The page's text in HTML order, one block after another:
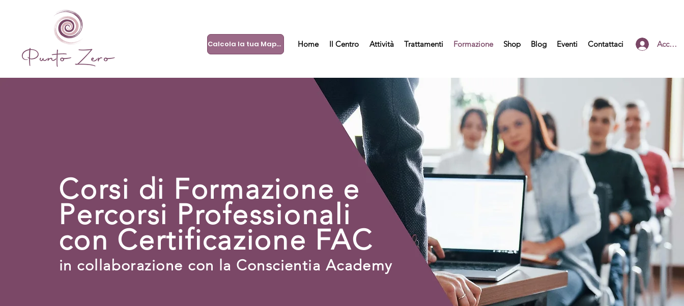
Calcola la tua Mappa Home Il Centro Attività Trattamenti Formazione Shop Blog Eventi Contattaci Accedi
Corsi di Formazione e
Percorsi Professionali
con Certificazione FAC
in collaborazione con la Conscientia Academy